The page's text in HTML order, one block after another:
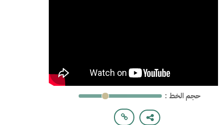
: حجم الخط